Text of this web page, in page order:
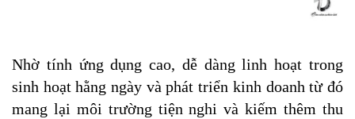
Nhờ tính ứng dụng cao, dễ dàng linh hoạt trong
sinh hoạt hằng ngày và phát triển kinh doanh từ đó
mang lại môi trường tiện nghi và kiếm thêm thu